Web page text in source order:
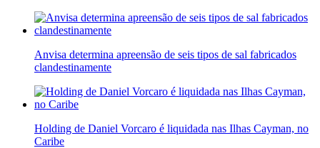
Anvisa determina apreensão de seis tipos de sal fabricados
clandestinamente
Holding de Daniel Vorcaro é liquidada nas Ilhas Cayman, no
Caribe